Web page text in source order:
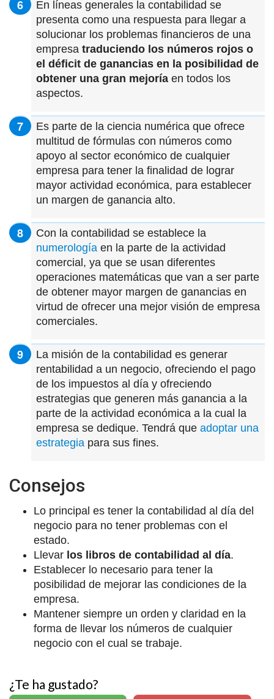
En líneas generales la contabilidad se
presenta como una respuesta para llegar a
solucionar los problemas financieros de una
empresa traduciendo los números rojos o
el déficit de ganancias en la posibilidad de
obtener una gran mejoría en todos los
aspectos.
Es parte de la ciencia numérica que ofrece
multitud de fórmulas con números como
apoyo al sector económico de cualquier
empresa para tener la finalidad de lograr
mayor actividad económica, para establecer
un margen de ganancia alto.
Con la contabilidad se establece la
numerología en la parte de la actividad
comercial, ya que se usan diferentes
operaciones matemáticas que van a ser parte
de obtener mayor margen de ganancias en
virtud de ofrecer una mejor visión de empresa
comerciales.
La misión de la contabilidad es generar
rentabilidad a un negocio, ofreciendo el pago
de los impuestos al día y ofreciendo
estrategias que generen más ganancia a la
parte de la actividad económica a la cual la
empresa se dedique. Tendrá que adoptar una
estrategia para sus fines.
Consejos
Lo principal es tener la contabilidad al día del
negocio para no tener problemas con el
estado.
Llevar los libros de contabilidad al día.
Establecer lo necesario para tener la
posibilidad de mejorar las condiciones de la
empresa.
Mantener siempre un orden y claridad en la
forma de llevar los números de cualquier
negocio con el cual se trabaje.
¿Te ha gustado?